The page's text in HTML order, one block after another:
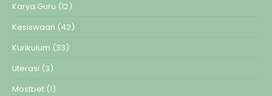
Karya Guru (12)
Kesiswaan (42)
Kurikulum (33)
Literasi (3)
Mostbet (1)